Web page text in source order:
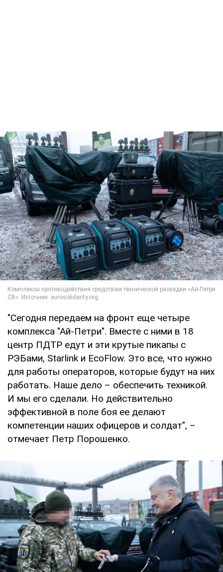
"Сегодня передаем на фронт еще четыре
комплекса "Ай-Петри". Вместе с ними в 18
центр ПДТР едут и эти крутые пикапы с
РЭБами, Starlink и EcoFlow. Это все, что нужно
для работы операторов, которые будут на них
работать. Наше дело – обеспечить техникой.
И мы его сделали. Но действительно
эффективной в поле боя ее делают
компетенции наших офицеров и солдат", –
отмечает Петр Порошенко.